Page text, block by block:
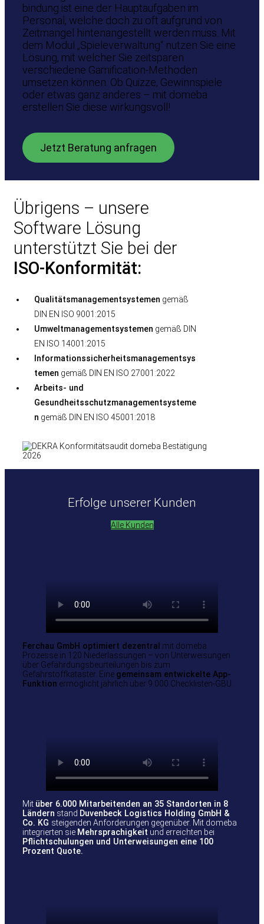
bindung ist eine der Hauptaufgaben im
Personal, welche doch zu oft aufgrund von
Zeitmangel hintenangestellt werden muss. Mit
dem Modul „Spieleverwaltung“ nutzen Sie eine
Lösung, mit welcher Sie zeitsparen
verschiedene Gamification-Methoden
umsetzen können. Ob Quizze, Gewinnspiele
oder etwas ganz anderes – mit domeba
erstellen Sie diese wirkungsvoll!
Jetzt Beratung anfragen
Übrigens – unsere
Software Lösung
unterstützt Sie bei der
ISO-Konformität:
Qualitätsmanagementsystemen gemäß
DIN EN ISO 9001:2015
Umweltmanagementsystemen gemäß DIN
EN ISO 14001:2015
Informationssicherheitsmanagementsys
temen gemäß DIN EN ISO 27001:2022
Arbeits- und
Gesundheitsschutzmanagementsysteme
n gemäß DIN EN ISO 45001:2018
Erfolge unserer Kunden
Alle Kunden
Ferchau GmbH optimiert dezentral mit domeba
Prozesse in 120 Niederlassungen – von Unterweisungen
über Gefährdungsbeurteilungen bis zum
Gefahrstoffkataster. Eine gemeinsam entwickelte App-
Funktion ermöglicht jährlich über 9.000 Checklisten-GBU.
Mit über 6.000 Mitarbeitenden an 35 Standorten in 8
Ländern stand Duvenbeck Logistics Holding GmbH &
Co. KG steigenden Anforderungen gegenüber. Mit domeba
integrierten sie Mehrsprachigkeit und erreichten bei
Pflichtschulungen und Unterweisungen eine 100
Prozent Quote.